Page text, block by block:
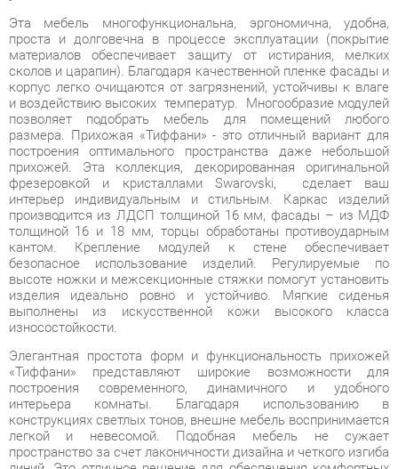
корпус легко очищаются от загрязнений, устойчивы к влаге
и воздействию высоких температур. Многообразие модулей
позволяет подобрать мебель для помещений любого
размера. Прихожая «Тиффани» - это отличный вариант для
построения оптимального пространства даже небольшой
прихожей. Эта коллекция, декорированная оригинальной
фрезеровкой и кристаллами Swarovski, сделает ваш
интерьер индивидуальным и стильным. Каркас изделий
производится из ЛДСП толщиной 16 мм, фасады – из МДФ
толщиной 16 и 18 мм, торцы обработаны противоударным
кантом. Крепление модулей к стене обеспечивает
безопасное использование изделий. Регулируемые по
высоте ножки и межсекционные стяжки помогут установить
изделия идеально ровно и устойчиво. Мягкие сиденья
выполнены из искусственной кожи высокого класса
износостойкости.
Элегантная простота форм и функциональность прихожей
«Тиффани» представляют широкие возможности для
построения современного, динамичного и удобного
интерьера комнаты. Благодаря использованию в
легкой и невесомой. Подобная мебель не сужает
пространство за счет лаконичности дизайна и четкого изгиба
линий. Это отличное решение для обеспечения комфортных
условий для учебы и отдыха. «Тиффани» - это современное и
качественное оснащение для любой прихожей, позволяющее
оптимизировать пространство без ущерба для
функциональности и удобства. Светлая и гармоничная
прихожая «Тиффани» привнесет атмосферу уюта и комфорта